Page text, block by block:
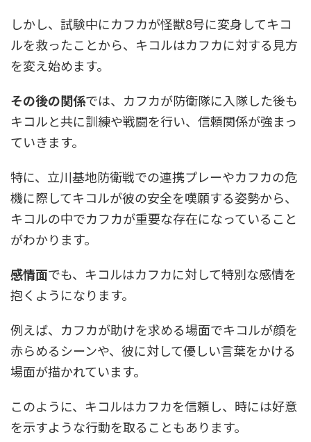
しかし、試験中にカフカが怪獣8号に変身してキコ
ルを救ったことから、キコルはカフカに対する見方
を変え始めます。
その後の関係では、カフカが防衛隊に入隊した後も
キコルと共に訓練や戦闘を行い、信頼関係が強まっ
ていきます。
特に、立川基地防衛戦での連携プレーやカフカの危
機に際してキコルが彼の安全を嘆願する姿勢から、
キコルの中でカフカが重要な存在になっていること
がわかります。
感情面でも、キコルはカフカに対して特別な感情を
抱くようになります。
例えば、カフカが助けを求める場面でキコルが顔を
赤らめるシーンや、彼に対して優しい言葉をかける
場面が描かれています。
このように、キコルはカフカを信頼し、時には好意
を示すような行動を取ることもあります。